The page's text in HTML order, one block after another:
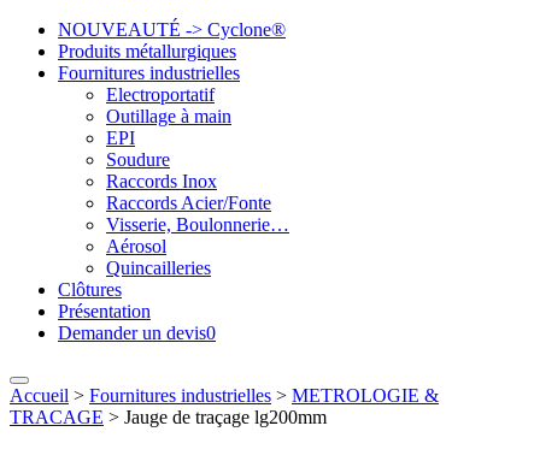
NOUVEAUTÉ -> Cyclone®
Produits métallurgiques
Fournitures industrielles
Electroportatif
Outillage à main
EPI
Soudure
Raccords Inox
Raccords Acier/Fonte
Visserie, Boulonnerie…
Aérosol
Quincailleries
Clôtures
Présentation
Demander un devis0
Accueil > Fournitures industrielles > METROLOGIE &
TRACAGE > Jauge de traçage lg200mm